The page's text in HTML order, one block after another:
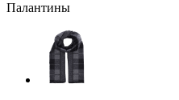
Палантины